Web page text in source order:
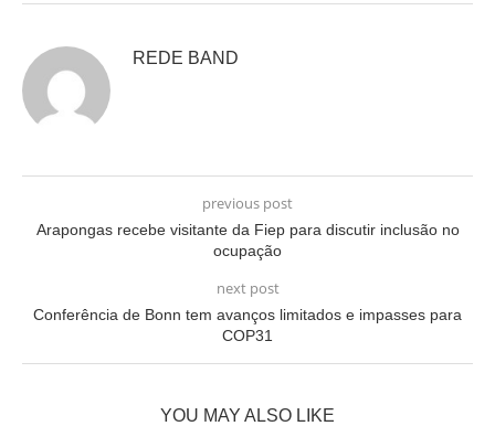
REDE BAND
previous post
Arapongas recebe visitante da Fiep para discutir inclusão no
ocupação
next post
Conferência de Bonn tem avanços limitados e impasses para
COP31
YOU MAY ALSO LIKE